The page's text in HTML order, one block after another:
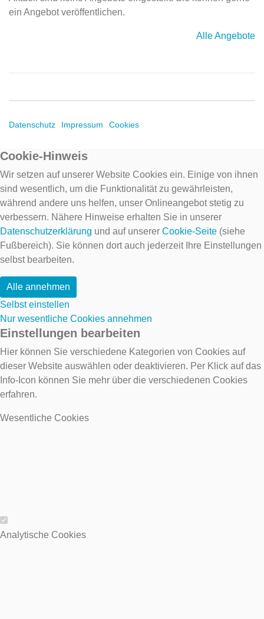
ein Angebot veröffentlichen.
Alle Angebote
Datenschutz Impressum Cookies
Cookie-Hinweis
Wir setzen auf unserer Website Cookies ein. Einige von ihnen
sind wesentlich, um die Funktionalität zu gewährleisten,
während andere uns helfen, unser Onlineangebot stetig zu
verbessern. Nähere Hinweise erhalten Sie in unserer
Datenschutzerklärung und auf unserer Cookie-Seite (siehe
Fußbereich). Sie können dort auch jederzeit Ihre Einstellungen
selbst bearbeiten.
Alle annehmen
Selbst einstellen
Nur wesentliche Cookies annehmen
Einstellungen bearbeiten
Hier können Sie verschiedene Kategorien von Cookies auf
dieser Website auswählen oder deaktivieren. Per Klick auf das
Info-Icon können Sie mehr über die verschiedenen Cookies
erfahren.
Wesentliche Cookies
Wesentliche Cookies
Analytische Cookies